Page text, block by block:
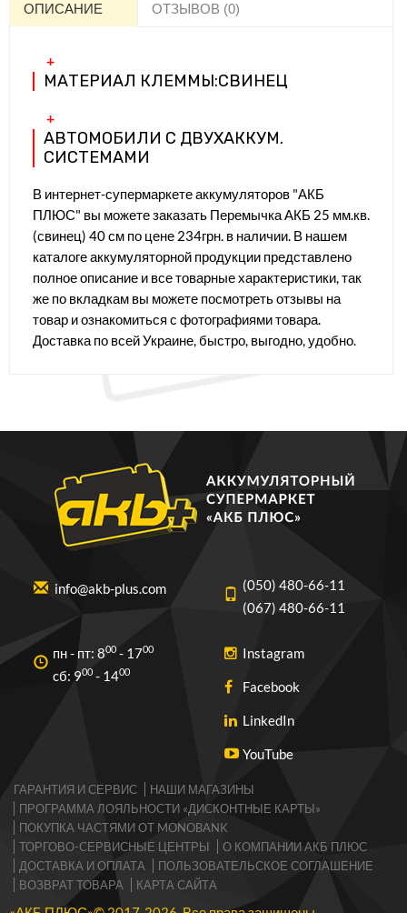
ОПИСАНИЕ ОТЗЫВОВ (0)
МАТЕРИАЛ КЛЕММЫ:СВИНЕЦ
АВТОМОБИЛИ С ДВУХАККУМ.
СИСТЕМАМИ
В интернет-супермаркете аккумуляторов "АКБ
ПЛЮС" вы можете заказать Перемычка АКБ 25 мм.кв.
(свинец) 40 см по цене 234грн. в наличии. В нашем
каталоге аккумуляторной продукции представлено
полное описание и все товарные характеристики, так
же по вкладкам вы можете посмотреть отзывы на
товар и ознакомиться с фотографиями товара.
Доставка по всей Украине, быстро, выгодно, удобно.
info@akb-plus.com
(050) 480-66-11
(067) 480-66-11
пн - пт: 800 - 1700
cб: 900 - 1400
Instagram
Facebook
LinkedIn
YouTube
ГАРАНТИЯ И СЕРВИС
НАШИ МАГАЗИНЫ
ПРОГРАММА ЛОЯЛЬНОСТИ «ДИСКОНТНЫЕ КАРТЫ»
ПОКУПКА ЧАСТЯМИ ОТ MONOBANK
ТОРГОВО-CЕРВИСНЫЕ ЦЕНТРЫ
О КОМПАНИИ АКБ ПЛЮС
ДОСТАВКА И ОПЛАТА
ПОЛЬЗОВАТЕЛЬСКОЕ СОГЛАШЕНИЕ
ВОЗВРАТ ТОВАРА
КАРТА САЙТА